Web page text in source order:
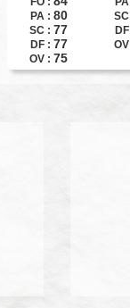
PA : 80
SC : 77
DF : 77
OV : 75